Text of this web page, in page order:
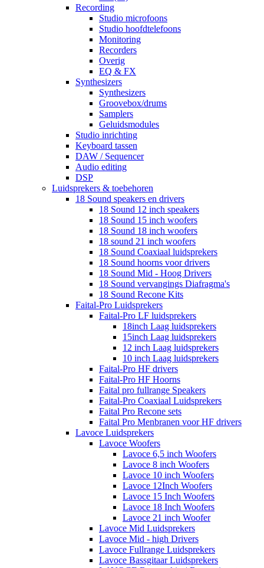
Recording
Studio microfoons
Studio hoofdtelefoons
Monitoring
Recorders
Overig
EQ & FX
Synthesizers
Synthesizers
Groovebox/drums
Samplers
Geluidsmodules
Studio inrichting
Keyboard tassen
DAW / Sequencer
Audio editing
DSP
Luidsprekers & toebehoren
18 Sound speakers en drivers
18 Sound 12 inch speakers
18 Sound 15 inch woofers
18 Sound 18 inch woofers
18 sound 21 inch woofers
18 Sound Coaxiaal luidsprekers
18 Sound hoorns voor drivers
18 Sound Mid - Hoog Drivers
18 Sound vervangings Diafragma's
18 Sound Recone Kits
Faital-Pro Luidsprekers
Faital-Pro LF luidsprekers
18inch Laag luidsprekers
15inch Laag luidsprekers
12 inch Laag luidsprekers
10 inch Laag luidsprekers
Faital-Pro HF drivers
Faital-Pro HF Hoorns
Faital pro fullrange Speakers
Faital-Pro Coaxiaal Luidsprekers
Faital Pro Recone sets
Faital Pro Menbranen voor HF drivers
Lavoce Luidsprekers
Lavoce Woofers
Lavoce 6,5 inch Woofers
Lavoce 8 inch Woofers
Lavoce 10 inch Woofers
Lavoce 12Inch Woofers
Lavoce 15 Inch Woofers
Lavoce 18 Inch Woofers
Lavoce 21 inch Woofer
Lavoce Mid Luidsprekers
Lavoce Mid - high Drivers
Lavoce Fullrange Luidsprekers
Lavoce Bassgitaar Luidsprekers